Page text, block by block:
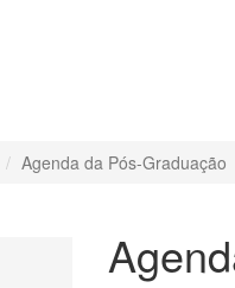
Agenda da Pós-Graduação